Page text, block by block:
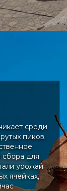
среди
пиков.
сбора для
урожай
ячейках,